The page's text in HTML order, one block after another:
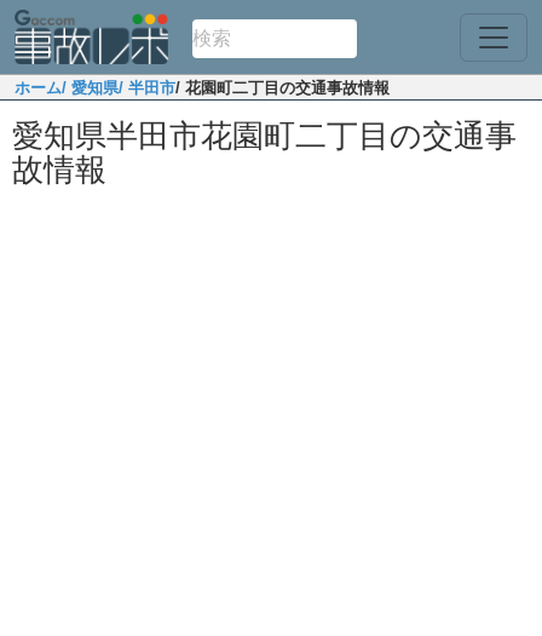
ホーム/ 愛知県/ 半田市/ 花園町二丁目の交通事故情報
愛知県半田市花園町二丁目の交通事
故情報